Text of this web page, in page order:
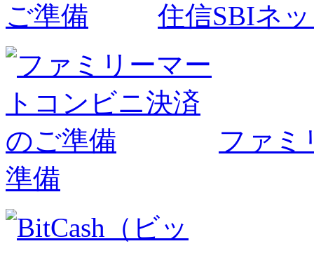
住信SBIネ
ファミ
準備